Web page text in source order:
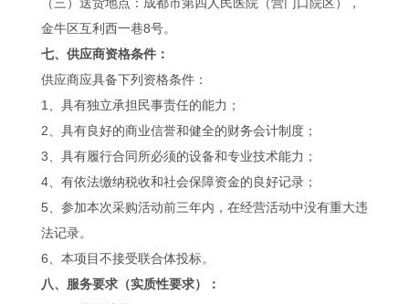
金牛区互利西一巷8号。
七、供应商资格条件：
供应商应具备下列资格条件：
1、具有独立承担民事责任的能力；
2、具有良好的商业信誉和健全的财务会计制度；
3、具有履行合同所必须的设备和专业技术能力；
4、有依法缴纳税收和社会保障资金的良好记录；
5、参加本次采购活动前三年内，在经营活动中没有重大违
法记录。
6、本项目不接受联合体投标。
八、服务要求（实质性要求）：